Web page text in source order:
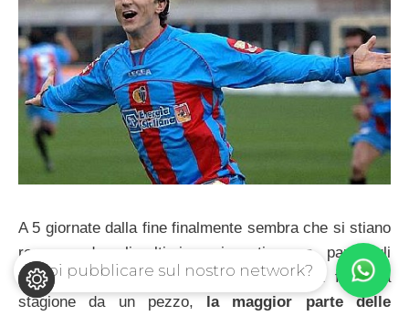
A 5 giornate dalla fine finalmente sembra che si stiano
recuperando gli ultimi acciaccati, e a parte gli
infortunati di lungo corso che hanno già finito la
stagione da un pezzo, la maggior parte delle
Vuoi pubblicare sul nostro network?